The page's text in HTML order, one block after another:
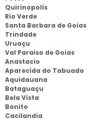
Quirinopolis
Rio Verde
Santa Barbara de Goias
Trindade
Uruaçu
Val Paraiso de Goias
Anastacio
Aparecida do Tabuado
Aquidauana
Bataguaçu
Bela Vista
Bonito
Cacilandia